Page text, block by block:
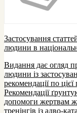
Застосування
людини в
Видання дає огляд
людини із
рекомендації по
Рекомендації
допомоги жертвам
тренінгів із адво-